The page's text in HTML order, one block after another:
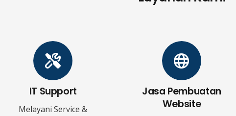
IT Support
Melayani Service &
Jasa Pembuatan
Website